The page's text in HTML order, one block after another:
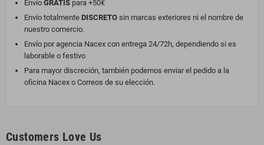
Envío GRATIS para +50€
Envío totalmente DISCRETO sin marcas exteriores ni el nombre de
nuestro comercio.
Envío por agencia Nacex con entrega 24/72h, dependiendo si es
laborable o festivo
Para mayor discreción, también podemos enviar el pedido a la
oficina Nacex o Correos de su elección.
Customers Love Us